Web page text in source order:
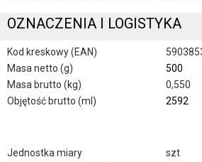
OZNACZENIA I LOGISTYKA
Kod kreskowy (EAN)
Masa netto (g)
500
Masa brutto (kg)
0,550
Objętość brutto (ml)
2592
Jednostka miary
szt